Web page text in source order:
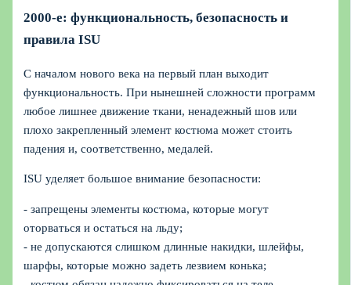
2000-е: функциональность, безопасность и
правила ISU
С началом нового века на первый план выходит
функциональность. При нынешней сложности программ
любое лишнее движение ткани, ненадежный шов или
плохо закрепленный элемент костюма может стоить
падения и, соответственно, медалей.
ISU уделяет большое внимание безопасности:
- запрещены элементы костюма, которые могут
оторваться и остаться на льду;
- не допускаются слишком длинные накидки, шлейфы,
шарфы, которые можно задеть лезвием конька;